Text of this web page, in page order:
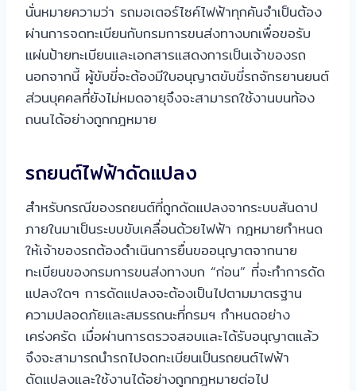
นั่นหมายความว่า รถมอเตอร์ไซค์ไฟฟ้าทุกคันจำเป็นต้อง
ผ่านการจดทะเบียนกับกรมการขนส่งทางบกเพื่อขอรับ
แผ่นป้ายทะเบียนและเอกสารแสดงการเป็นเจ้าของรถ
นอกจากนี้ ผู้ขับขี่จะต้องมีใบอนุญาตขับขี่รถจักรยานยนต์
ส่วนบุคคลที่ยังไม่หมดอายุจึงจะสามารถใช้งานบนท้อง
ถนนได้อย่างถูกกฎหมาย
รถยนต์ไฟฟ้าดัดแปลง
สำหรับกรณีของรถยนต์ที่ถูกดัดแปลงจากระบบสันดาป
ภายในมาเป็นระบบขับเคลื่อนด้วยไฟฟ้า กฎหมายกำหนด
ให้เจ้าของรถต้องดำเนินการยื่นขออนุญาตจากนาย
ทะเบียนของกรมการขนส่งทางบก “ก่อน” ที่จะทำการดัด
แปลงใดๆ การดัดแปลงจะต้องเป็นไปตามมาตรฐาน
ความปลอดภัยและสมรรถนะที่กรมฯ กำหนดอย่าง
เคร่งครัด เมื่อผ่านการตรวจสอบและได้รับอนุญาตแล้ว
จึงจะสามารถนำรถไปจดทะเบียนเป็นรถยนต์ไฟฟ้า
ดัดแปลงและใช้งานได้อย่างถูกกฎหมายต่อไป